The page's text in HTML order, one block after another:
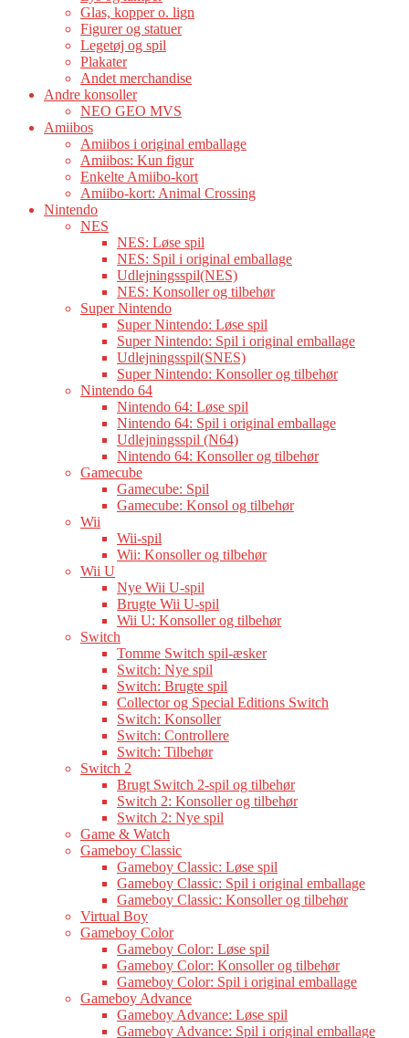
Glas, kopper o. lign
Figurer og statuer
Legetøj og spil
Plakater
Andet merchandise
Andre konsoller
NEO GEO MVS
Amiibos
Amiibos i original emballage
Amiibos: Kun figur
Enkelte Amiibo-kort
Amiibo-kort: Animal Crossing
Nintendo
NES
NES: Løse spil
NES: Spil i original emballage
Udlejningsspil(NES)
NES: Konsoller og tilbehør
Super Nintendo
Super Nintendo: Løse spil
Super Nintendo: Spil i original emballage
Udlejningsspil(SNES)
Super Nintendo: Konsoller og tilbehør
Nintendo 64
Nintendo 64: Løse spil
Nintendo 64: Spil i original emballage
Udlejningsspil (N64)
Nintendo 64: Konsoller og tilbehør
Gamecube
Gamecube: Spil
Gamecube: Konsol og tilbehør
Wii
Wii-spil
Wii: Konsoller og tilbehør
Wii U
Nye Wii U-spil
Brugte Wii U-spil
Wii U: Konsoller og tilbehør
Switch
Tomme Switch spil-æsker
Switch: Nye spil
Switch: Brugte spil
Collector og Special Editions Switch
Switch: Konsoller
Switch: Controllere
Switch: Tilbehør
Switch 2
Brugt Switch 2-spil og tilbehør
Switch 2: Konsoller og tilbehør
Switch 2: Nye spil
Game & Watch
Gameboy Classic
Gameboy Classic: Løse spil
Gameboy Classic: Spil i original emballage
Gameboy Classic: Konsoller og tilbehør
Virtual Boy
Gameboy Color
Gameboy Color: Løse spil
Gameboy Color: Konsoller og tilbehør
Gameboy Color: Spil i original emballage
Gameboy Advance
Gameboy Advance: Løse spil
Gameboy Advance: Spil i original emballage